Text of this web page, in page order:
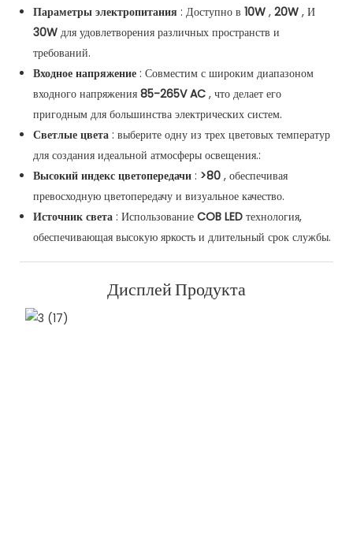
Параметры электропитания : Доступно в 10W , 20W , И
30W для удовлетворения различных пространств и
требований.
Входное напряжение : Совместим с широким диапазоном
входного напряжения 85-265V AC , что делает его
пригодным для большинства электрических систем.
Светлые цвета : выберите одну из трех цветовых температур
для создания идеальной атмосферы освещения.:
Высокий индекс цветопередачи : >80 , обеспечивая
превосходную цветопередачу и визуальное качество.
Источник света : Использование COB LED технология,
обеспечивающая высокую яркость и длительный срок службы.
Дисплей Продукта